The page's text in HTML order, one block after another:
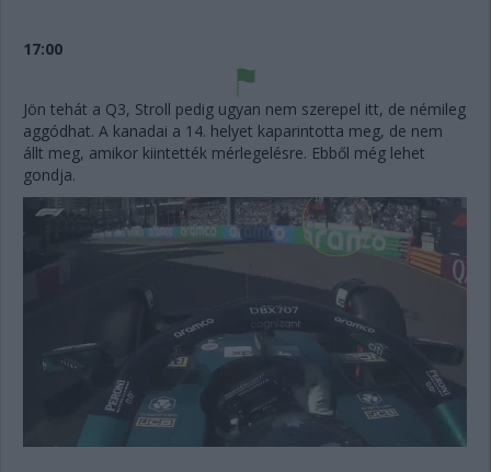
17:00
Jön tehát a Q3, Stroll pedig ugyan nem szerepel itt, de némileg
aggódhat. A kanadai a 14. helyet kaparintotta meg, de nem
állt meg, amikor kiintették mérlegelésre. Ebből még lehet
gondja.